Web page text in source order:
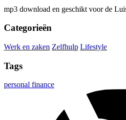
mp3 download en geschikt voor de
Categorieën
Werk en zaken Zelfhulp Lifestyle
Tags
personal finance